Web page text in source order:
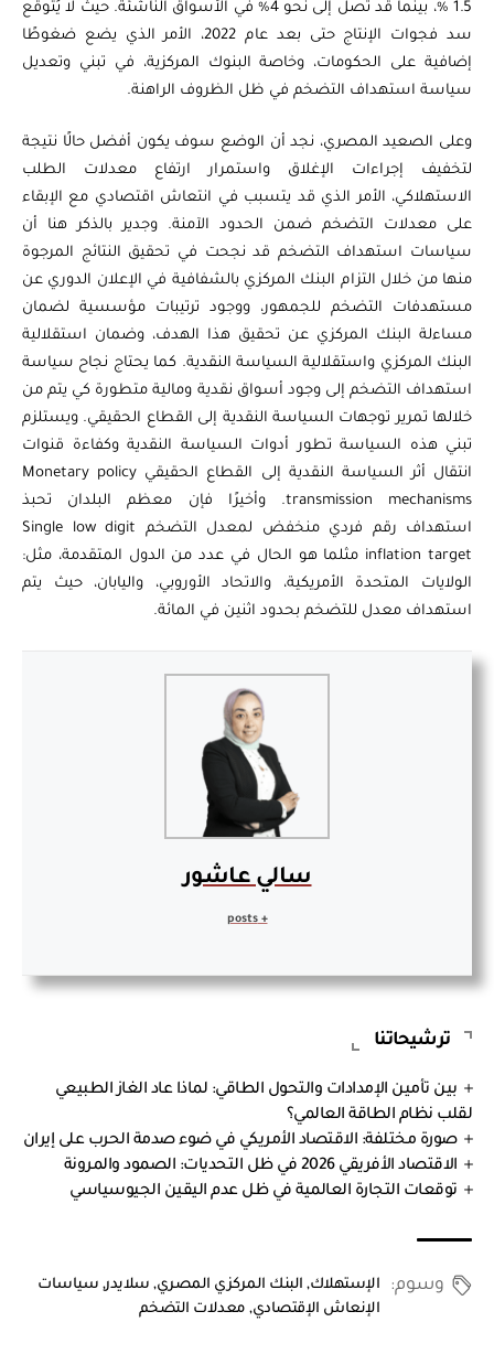
1.5 %، بينما قد تصل إلى نحو 4% في الأسواق الناشئة. حيث لا يُتوقع
سد فجوات الإنتاج حتى بعد عام 2022، الأمر الذي يضع ضغوطًا
إضافية على الحكومات، وخاصة البنوك المركزية، في تبني وتعديل
سياسة استهداف التضخم في ظل الظروف الراهنة.
وعلى الصعيد المصري، نجد أن الوضع سوف يكون أفضل حالًا نتيجة
لتخفيف إجراءات الإغلاق واستمرار ارتفاع معدلات الطلب
الاستهلاكي، الأمر الذي قد يتسبب في انتعاش اقتصادي مع الإبقاء
على معدلات التضخم ضمن الحدود الآمنة. وجدير بالذكر هنا أن
سياسات استهداف التضخم قد نجحت في تحقيق النتائج المرجوة
منها من خلال التزام البنك المركزي بالشفافية في الإعلان الدوري عن
مستهدفات التضخم للجمهور، ووجود ترتيبات مؤسسية لضمان
مساءلة البنك المركزي عن تحقيق هذا الهدف، وضمان استقلالية
البنك المركزي واستقلالية السياسة النقدية. كما يحتاج نجاح سياسة
استهداف التضخم إلى وجود أسواق نقدية ومالية متطورة كي يتم من
خلالها تمرير توجهات السياسة النقدية إلى القطاع الحقيقي. ويستلزم
تبني هذه السياسة تطور أدوات السياسة النقدية وكفاءة قنوات
انتقال أثر السياسة النقدية إلى القطاع الحقيقي Monetary policy
transmission mechanisms. وأخيرًا فإن معظم البلدان تحبذ
استهداف رقم فردي منخفض لمعدل التضخم Single low digit
inflation target مثلما هو الحال في عدد من الدول المتقدمة، مثل:
الولايات المتحدة الأمريكية، والاتحاد الأوروبي، واليابان، حيث يتم
استهداف معدل للتضخم بحدود اثنين في المائة.
سالي عاشور
ترشيحاتنا
بين تأمين الإمدادات والتحول الطاقي: لماذا عاد الغاز الطبيعي
لقلب نظام الطاقة العالمي؟
صورة مختلفة: الاقتصاد الأمريكي في ضوء صدمة الحرب على إيران
الاقتصاد الأفريقي 2026 في ظل التحديات: الصمود والمرونة
توقعات التجارة العالمية في ظل عدم اليقين الجيوسياسي
وسوم: الإستهلاك,البنك المركزي المصري,سلايدر,سياسات
الإنعاش الإقتصادي,معدلات التضخم